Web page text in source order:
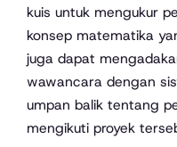
kuis untuk mengukur
konsep matematika
juga dapat
wawancara dengan
umpan balik tentang
mengikuti proyek